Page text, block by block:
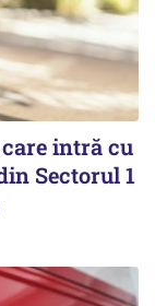
intră cu
Sectorul 1